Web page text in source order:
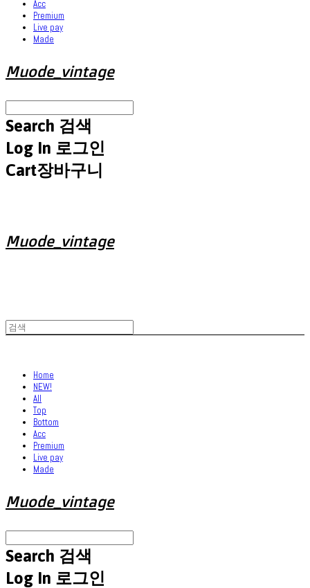
Acc
Premium
Live pay
Made
Muode_vintage
Search 검색
Log In 로그인
Cart장바구니
Muode_vintage
Home
NEW!
All
Top
Bottom
Acc
Premium
Live pay
Made
Muode_vintage
Search 검색
Log In 로그인